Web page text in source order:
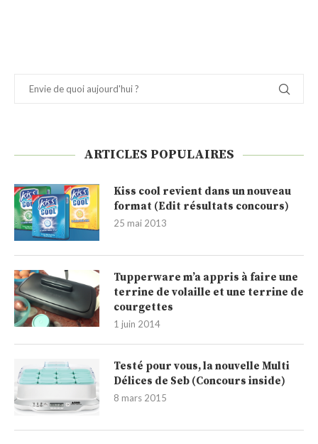
ARTICLES POPULAIRES
Kiss cool revient dans un nouveau
format (Edit résultats concours)
25 mai 2013
Tupperware m’a appris à faire une
terrine de volaille et une terrine de
courgettes
1 juin 2014
Testé pour vous, la nouvelle Multi
Délices de Seb (Concours inside)
8 mars 2015